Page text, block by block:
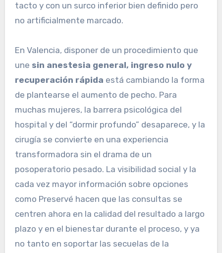
tacto y con un surco inferior bien definido pero
no artificialmente marcado.
En Valencia, disponer de un procedimiento que
une sin anestesia general, ingreso nulo y
recuperación rápida está cambiando la forma
de plantearse el aumento de pecho. Para
muchas mujeres, la barrera psicológica del
hospital y del “dormir profundo” desaparece, y la
cirugía se convierte en una experiencia
transformadora sin el drama de un
posoperatorio pesado. La visibilidad social y la
cada vez mayor información sobre opciones
como Preservé hacen que las consultas se
centren ahora en la calidad del resultado a largo
plazo y en el bienestar durante el proceso, y ya
no tanto en soportar las secuelas de la